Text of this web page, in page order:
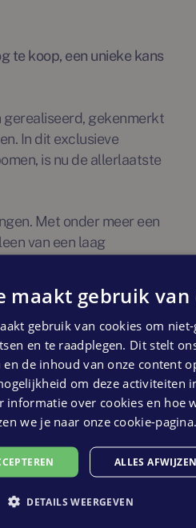
te koop, een unieke kans
gerealiseerd, gekenmerkt
In dit exclusieve
is nu de allerlaatste
Met onder meer een
van een laag
Daarnaast
vind je alles wat je
zorgen de uitstekende
Heerenveen en
makelaars of
in te plannen.
maakt gebruik van
gebruik van cookies om
en te raadplegen. Dit stelt
de inhoud van onze content
om deze activiteiten
informatie over cookies en hoe
we je naar onze cookie-pagina.
ALLES AFWIJZEN
DETAILS WEERGEVEN